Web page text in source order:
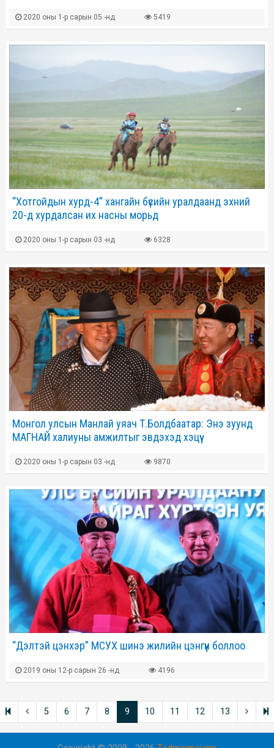
2020 оны 1-р сарын 05 -нд 5419
“Хотгойдын хурд-4” хангайн бүсийн уралдаанд эхний
20-д хурдалсан их насны морьд
2020 оны 1-р сарын 03 -нд 6328
Монгол улсын Манлай уяач Т.Болдбаатар: Энэ зуунд
МАГНАЙ халиуны амжилтыг эвдэхэд хэцүү
2020 оны 1-р сарын 03 -нд 9870
“Дэлтэй цэнхэр” МСУХ шинэ жилийн цэнгүүн боллоо
2019 оны 12-р сарын 26 -нд 4196
5 6 7 8 9 10 11 12 13